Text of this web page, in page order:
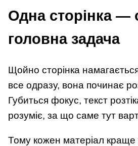
Одна сторінка —
головна задача
Щойно сторінка
все одразу, вона починає
Губиться фокус, текст
розуміє, за що саме тут
Тому кожен матеріал краще